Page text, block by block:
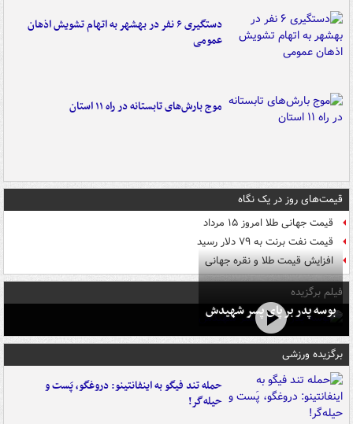
دستگیری ۶ نفر در بهشهر به اتهام تشویش اذهان
عمومی
موج بارش‌های تابستانه در راه ۱۱ استان
قیمت‌های روز در یک نگاه
قیمت جهانی طلا امروز ۱۵ مرداد
قیمت نفت برنت به ۷۹ دلار رسید
افزایش قیمت طلا و نقره جهانی
فیلم برگزیده
بوسه‌ پدر بر پای پسر شهیدش
برگزیده ورزشی
حمله تند فیگو به اینفانتینو: دروغگو، پَست‌ و
حیله‌گر!